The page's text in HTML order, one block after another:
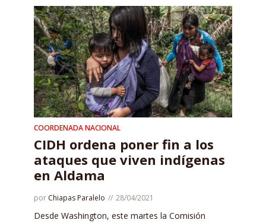
COORDENADA NACIONAL
CIDH ordena poner fin a los
ataques que viven indígenas
en Aldama
por Chiapas Paralelo 28/04/2021
Desde Washington, este martes la Comisión